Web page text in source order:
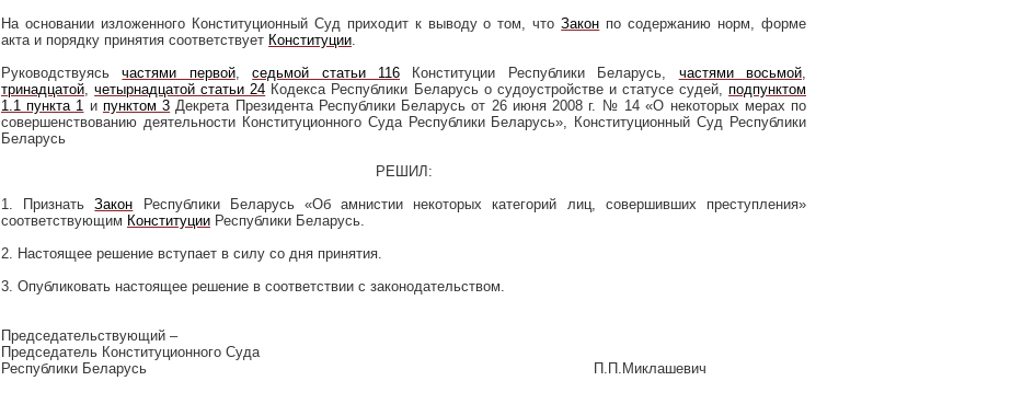
На основании изложенного Конституционный Суд приходит к выводу о том, чтоЗакон по содержанию норм, форме
акта и порядку принятия соответствует Конституции
Руководствуясьчастями первой,седьмой статьи 116 Конституции Республики Беларусь, частями восьмой
тринадцатой ,четырнадцатой статьи 24 Кодекса Республики Беларусь о судоустройстве и статусе судей,подпунктом
1.1 пункта 1
и пунктом 3 Декрета Президента Республики Беларусь от 26 июня 2008 г. № 14 «О некоторых мерах по
совершенствованию деятельности Конституционного Суда Республики Беларусь», Конституционный Суд Республики
Беларусь
РЕШИЛ:
1. ПризнатьЗакон Республики Беларусь «Об амнистии некоторых категорий лиц, совершивших преступления»
соответствующим Конституции Республики Беларусь.
2. Настоящее решение вступает в силу со дня принятия.
3. Опубликовать настоящее решение в соответствии с законодательством.
Председательствующий –
Председатель Конституционного Суда
Республики Беларусь
П.П.Миклашевич